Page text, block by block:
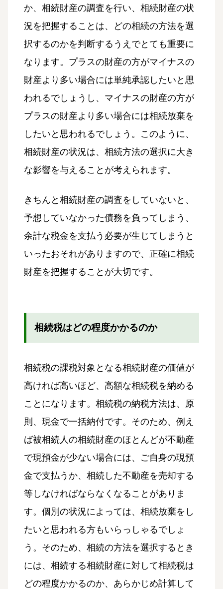
か、相続財産の調査を行い、相続財産の状
況を把握することは、どの相続の方法を選
択するのかを判断するうえでとても重要に
なります。プラスの財産の方がマイナスの
財産より多い場合には単純承認したいと思
われるでしょうし、マイナスの財産の方が
プラスの財産より多い場合には相続放棄を
したいと思われるでしょう。このように、
相続財産の状況は、相続方法の選択に大き
な影響を与えることが考えられます。
きちんと相続財産の調査をしていないと、
予想していなかった債務を負ってしまう、
余計な税金を支払う必要が生じてしまうと
いったおそれがありますので、正確に相続
財産を把握することが大切です。
相続税はどの程度かかるのか
相続税の課税対象となる相続財産の価値が
高ければ高いほど、高額な相続税を納める
ことになります。相続税の納税方法は、原
則、現金で一括納付です。そのため、例え
ば被相続人の相続財産のほとんどが不動産
で現預金が少ない場合には、ご自身の現預
金で支払うか、相続した不動産を売却する
等しなければならなくなることがありま
す。個別の状況によっては、相続放棄をし
たいと思われる方もいらっしゃるでしょ
う。そのため、相続の方法を選択するとき
には、相続する相続財産に対して相続税は
どの程度かかるのか、あらかじめ計算して